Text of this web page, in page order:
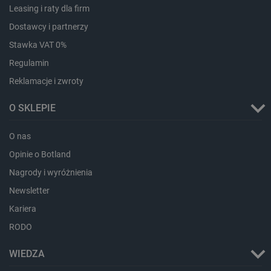
Leasing i raty dla firm
Dostawcy i partnerzy
Stawka VAT 0%
Regulamin
Reklamacje i zwroty
O SKLEPIE
O nas
Opinie o Botland
Nagrody i wyróżnienia
Newsletter
Kariera
RODO
WIEDZA